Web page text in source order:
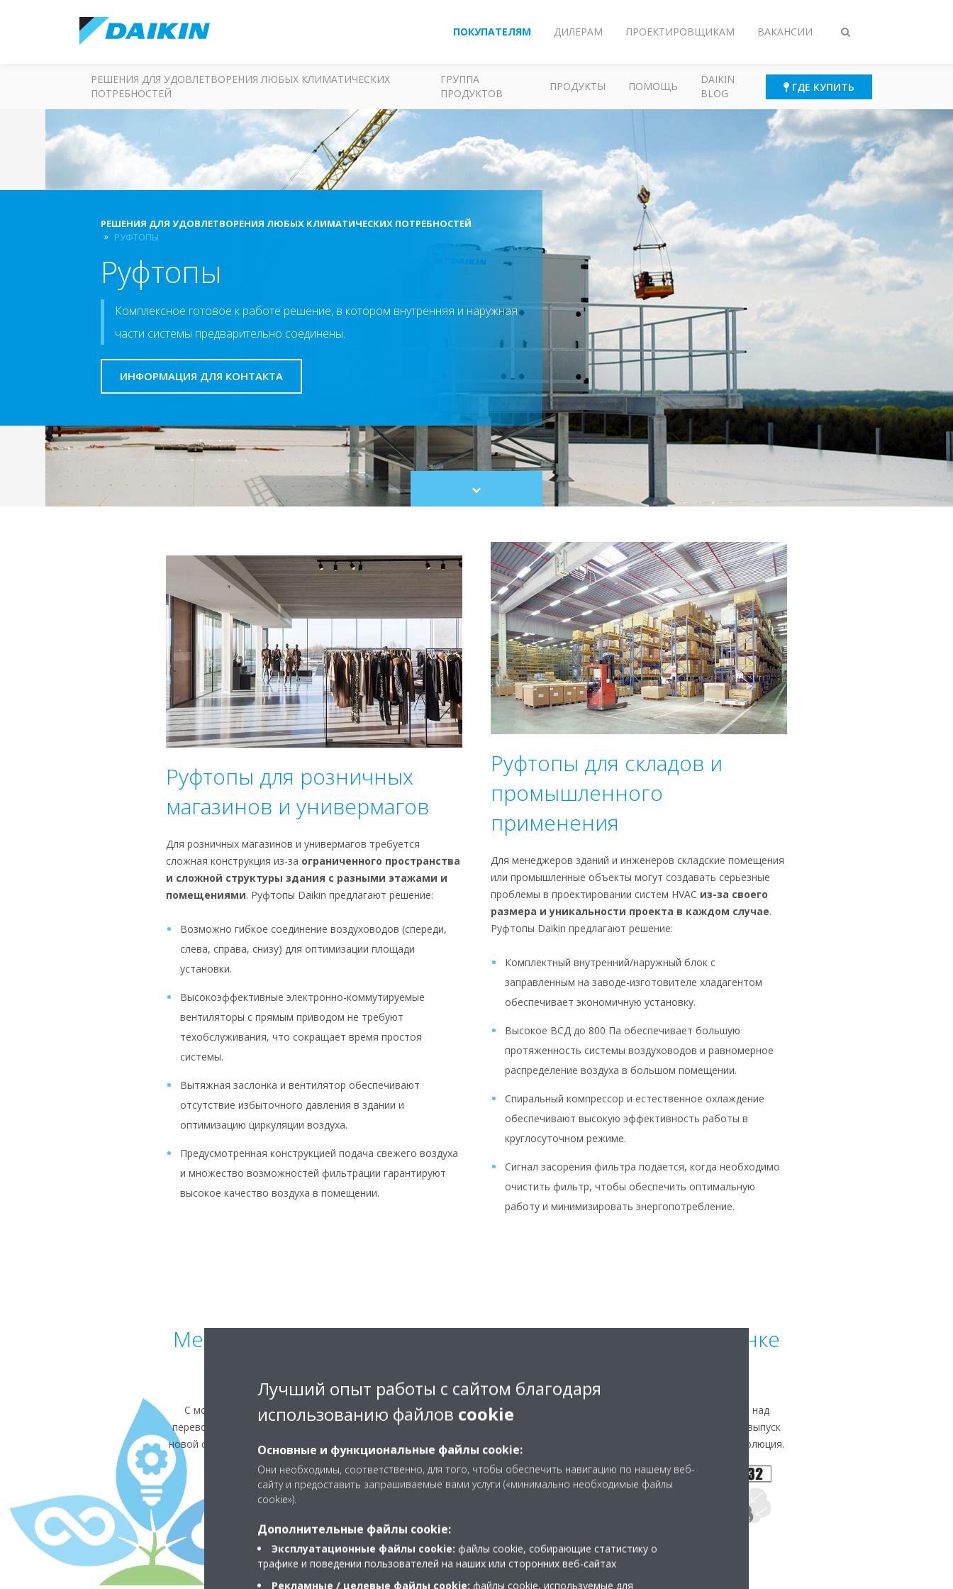
Переключить
ПОКУПАТЕЛЯМ ДИЛЕРАМ ПРОЕКТИРОВЩИКАМ ВАКАНСИИ
РЕШЕНИЯ ДЛЯ УДОВЛЕТВОРЕНИЯ ЛЮБЫХ КЛИМАТИЧЕСКИХ
ПОТРЕБНОСТЕЙ
ГРУППА
ПРОДУКТОВ
ПРОДУКТЫ ПОМОЩЬ
DAIKIN
BLOG
ГДЕ КУПИТЬ
РЕШЕНИЯ ДЛЯ УДОВЛЕТВОРЕНИЯ ЛЮБЫХ КЛИМАТИЧЕСКИХ ПОТРЕБНОСТЕЙ
РУФТОПЫ
Руфтопы
Комплексное готовое к работе решение, в котором внутренняя и наружная
части системы предварительно соединены.
ИНФОРМАЦИЯ ДЛЯ КОНТАКТА
Scroll
to
Руфтопы для розничных
магазинов и универмагов
Для розничных магазинов и универмагов требуется
сложная конструкция из-за ограниченного пространства
и сложной структуры здания с разными этажами и
помещениями. Руфтопы Daikin предлагают решение:
Возможно гибкое соединение воздуховодов (спереди,
слева, справа, снизу) для оптимизации площади
установки.
Высокоэффективные электронно-коммутируемые
вентиляторы с прямым приводом не требуют
техобслуживания, что сокращает время простоя
системы.
Вытяжная заслонка и вентилятор обеспечивают
отсутствие избыточного давления в здании и
оптимизацию циркуляции воздуха.
Предусмотренная конструкцией подача свежего воздуха
и множество возможностей фильтрации гарантируют
высокое качество воздуха в помещении.
Руфтопы для складов и
промышленного
применения
Для менеджеров зданий и инженеров складские помещения
или промышленные объекты могут создавать серьезные
проблемы в проектировании систем HVAC из-за своего
размера и уникальности проекта в каждом случае.
Руфтопы Daikin предлагают решение:
Комплектный внутренний/наружный блок с
заправленным на заводе-изготовителе хладагентом
обеспечивает экономичную установку.
Высокое ВСД до 800 Па обеспечивает большую
протяженность системы воздуховодов и равномерное
распределение воздуха в большом помещении.
Спиральный компрессор и естественное охлаждение
обеспечивают высокую эффективность работы в
круглосуточном режиме.
Сигнал засорения фильтра подается, когда необходимо
очистить фильтр, чтобы обеспечить оптимальную
работу и минимизировать энергопотребление.
Меньшие эквивалентные значения СО
и лучшие на рынке
С момента появления в 2013 году Ururu Sarara — первого в мире кондиционера на хладагенте R-32 — мы работали над
переводом нашего оборудования на использование хладагентов с более низким ПГП. Последним достижением стал выпуск
новой серии руфтопов — ассортимента решений, специально разработанных для использования хладагента R-32. Эволюция.
Лучший опыт работы с сайтом благодаря
использованию файлов cookie
Основные и функциональные файлы cookie:
Они необходимы, соответственно, для того, чтобы обеспечить навигацию по нашему веб-
сайту и предоставить запрашиваемые вами услуги («минимально необходимые файлы
cookie»).
Дополнительные файлы cookie:
Эксплуатационные файлы cookie: файлы cookie, собирающие статистику о
трафике и поведении пользователей на наших или сторонних веб-сайтах
Рекламные / целевые файлы cookie: файлы cookie, используемые для